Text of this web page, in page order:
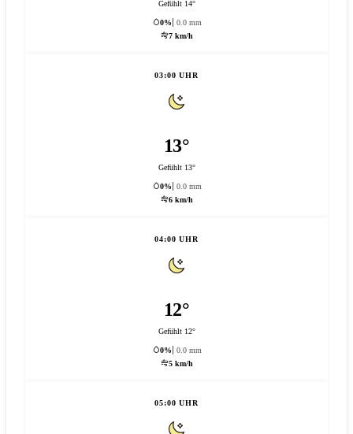
Gefühlt 14°
0%
0.0 mm
7 km/h
03:00 UHR
13°
Gefühlt 13°
0%
0.0 mm
6 km/h
04:00 UHR
12°
Gefühlt 12°
0%
0.0 mm
5 km/h
05:00 UHR